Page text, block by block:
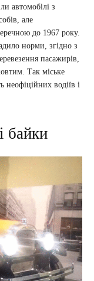
автомобілі з
але
до 1967 року.
норми, згідно з
пасажирів,
Так міське
неофіційних водіїв і
байки